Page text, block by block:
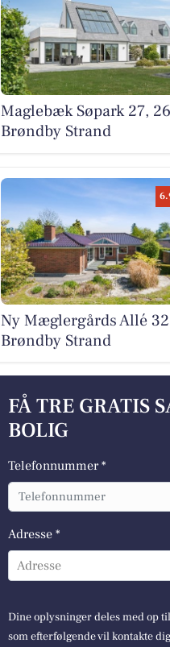
Maglebæk Søpark 27,
Brøndby Strand
Ny Mæglergårds Allé
Brøndby Strand
FÅ TRE GRATIS
BOLIG
Telefonnummer *
Adresse *
Adresse
Dine oplysninger deles med op
som efterfølgende vil kontakte